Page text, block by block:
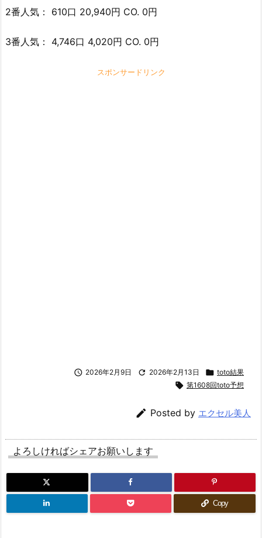
2番人気： 610口 20,940円 CO. 0円
3番人気： 4,746口 4,020円 CO. 0円
スポンサードリンク
 2026年2月9日  2026年2月13日  toto結果
 第1608回toto予想
 Posted by エクセル美人
よろしければシェアお願いします
Copy